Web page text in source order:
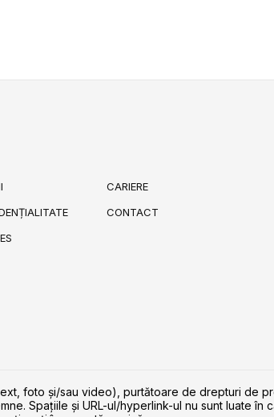
CARIERE
CONTACT
foto și/sau video), purtătoare de drepturi de
Spaţiile şi URL-ul/hyperlink-ul nu sunt luate în